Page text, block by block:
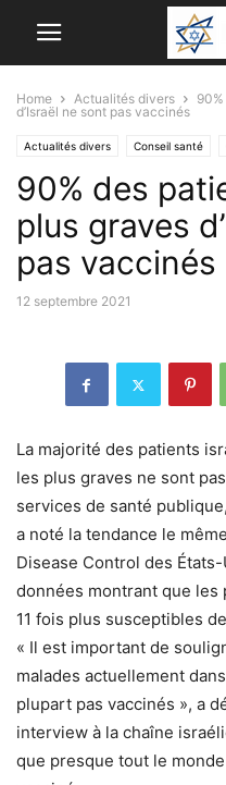
Home Actualités divers
d’Israël ne sont pas vaccinés
Actualités divers Conseil santé
Etudes scientifiques et médicales
90% des
plus graves
pas vaccinés
12 septembre 2021
La majorité des patients
les plus graves ne sont
services de santé
a noté la tendance le
Disease Control des
données montrant que
11 fois plus susceptibles
« Il est important de
malades actuellement
plupart pas vaccinés », a
interview à la chaîne
que presque tout le